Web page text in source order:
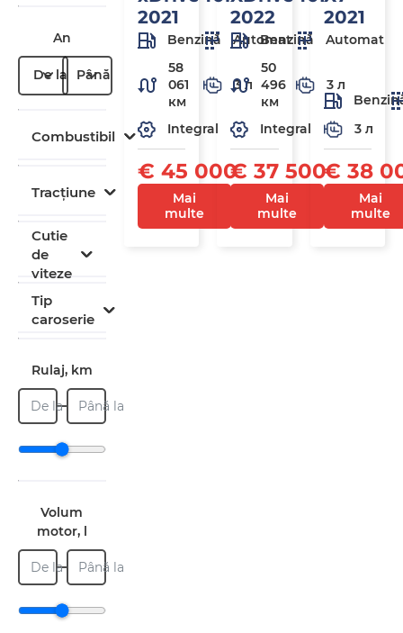
An
De la Până la
Combustibil
Tracțiune
Cutie
de
viteze
Tip
caroserie
Rulaj, km
De la Până la
Volum
motor, l
De la Până la
2021
Benzină
Automat
58
061
км
3 л
Integral
€ 45 000
Mai
multe
2022
Benzină
Automat
50
496
км
3 л
Integral
€ 37 500
Mai
multe
2021
3 л
€ 38
Mai
multe